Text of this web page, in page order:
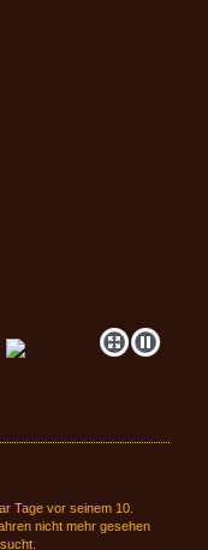
Tage vor seinem 10.
nicht mehr gesehen